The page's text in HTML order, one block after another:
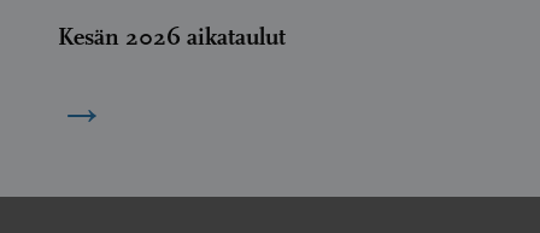
Kesän 2026 aikataulut
→